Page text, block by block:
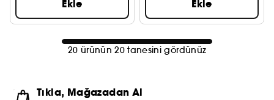
Ekle Ekle
20 ürünün 20 tanesini gördünüz
Tıkla, Mağazadan Al